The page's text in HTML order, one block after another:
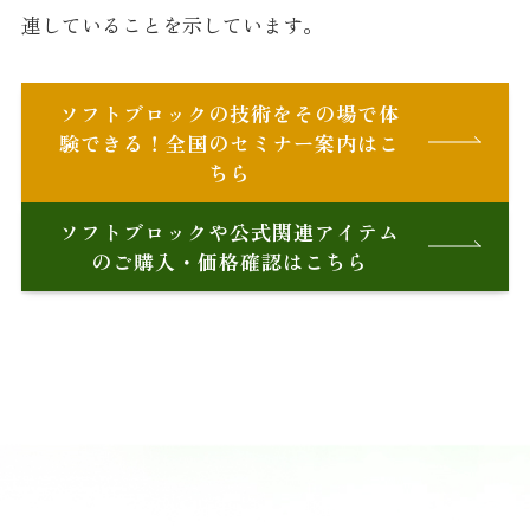
連していることを示しています。
ソフトブロックの技術をその場で体
験できる！全国のセミナー案内はこ
ちら
ソフトブロックや公式関連アイテム
のご購入・価格確認はこちら